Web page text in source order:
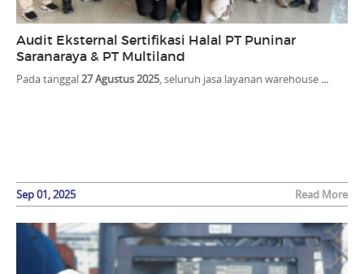
Audit Eksternal Sertifikasi Halal PT Puninar
Saranaraya & PT Multiland
Pada tanggal27 Agustus 2025, seluruh jasa layanan warehouse ...
Sep 01, 2025 Read More